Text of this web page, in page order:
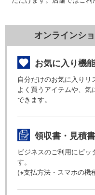
オンラインシ
お気に入り機
自分だけのお気に入りリ
よく買うアイテムや、気
できます。
領収書・見積
ビジネスのご利用にピッ
す。
(※支払方法・スマホの機